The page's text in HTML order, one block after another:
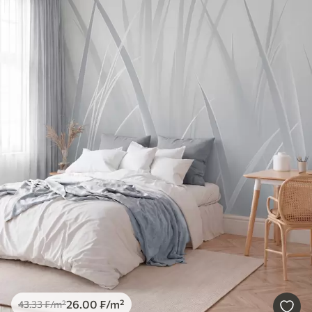
43.33₣/m²26.00 ₣/m²